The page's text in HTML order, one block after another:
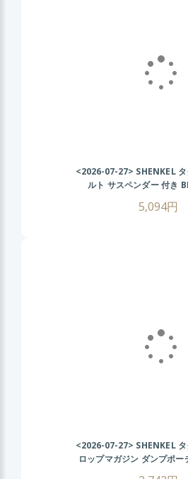
<2026-07-27> SHENKEL
ルト サスペンダー 付き
5,094円
<2026-07-27> SHENKEL
ロップマガジン ダンプポー